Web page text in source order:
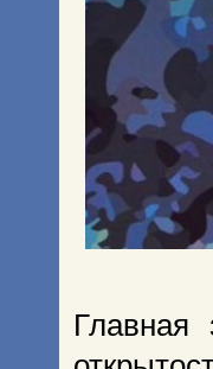
Главная